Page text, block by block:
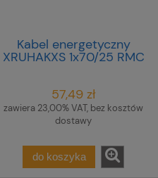
Kabel energetyczny
XRUHAKXS 1x70/25 RMC
57,49 zł
zawiera 23,00% VAT, bez kosztów
dostawy
do koszyka